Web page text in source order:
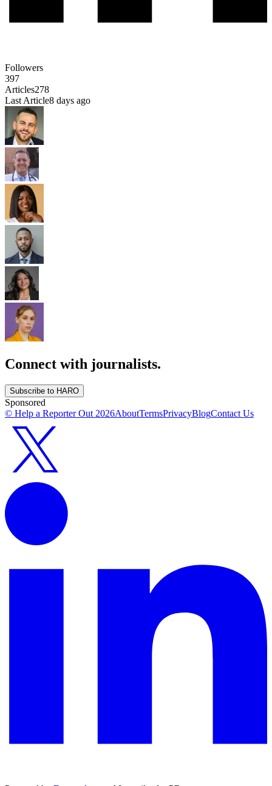
Followers
397
Articles278
Last Article8 days ago
Connect with journalists.
Subscribe to HARO
Sponsored
© Help a Reporter Out 2026AboutTermsPrivacyBlogContact Us